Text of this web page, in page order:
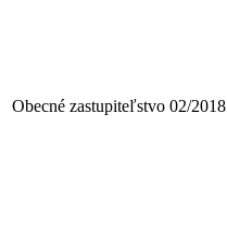
Obecné zastupiteľstvo 02/2018